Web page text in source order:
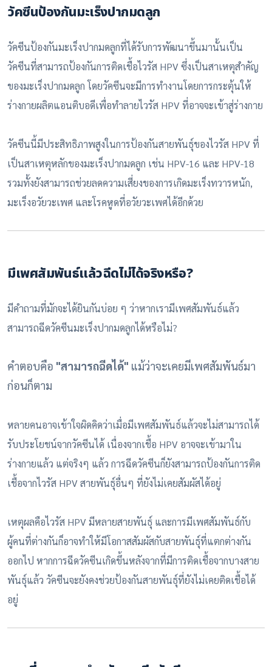
วัคซีนป้องกันมะเร็งปากมดลูก
วัคซีนป้องกันมะเร็งปากมดลูกที่ได้รับการพัฒนาขึ้นมานั้นเป็น
วัคซีนที่สามารถป้องกันการติดเชื้อไวรัส HPV ซึ่งเป็นสาเหตุสำคัญ
ของมะเร็งปากมดลูก โดยวัคซีนจะมีการทำงานโดยการกระตุ้นให้
ร่างกายผลิตแอนติบอดีเพื่อทำลายไวรัส HPV ที่อาจจะเข้าสู่ร่างกาย
วัคซีนนี้มีประสิทธิภาพสูงในการป้องกันสายพันธุ์ของไวรัส HPV ที่
เป็นสาเหตุหลักของมะเร็งปากมดลูก เช่น HPV-16 และ HPV-18
รวมทั้งยังสามารถช่วยลดความเสี่ยงของการเกิดมะเร็งทวารหนัก,
มะเร็งอวัยวะเพศ และโรคหูดที่อวัยวะเพศได้อีกด้วย
มีเพศสัมพันธ์แล้วฉีดไม่ได้จริงหรือ?
มีคำถามที่มักจะได้ยินกันบ่อย ๆ ว่าหากเรามีเพศสัมพันธ์แล้ว
สามารถฉีดวัคซีนมะเร็งปากมดลูกได้หรือไม่?
คำตอบคือ "สามารถฉีดได้" แม้ว่าจะเคยมีเพศสัมพันธ์มา
ก่อนก็ตาม
หลายคนอาจเข้าใจผิดคิดว่าเมื่อมีเพศสัมพันธ์แล้วจะไม่สามารถได้
รับประโยชน์จากวัคซีนได้ เนื่องจากเชื้อ HPV อาจจะเข้ามาใน
ร่างกายแล้ว แต่จริงๆ แล้ว การฉีดวัคซีนก็ยังสามารถป้องกันการติด
เชื้อจากไวรัส HPV สายพันธุ์อื่นๆ ที่ยังไม่เคยสัมผัสได้อยู่
เหตุผลคือไวรัส HPV มีหลายสายพันธุ์ และการมีเพศสัมพันธ์กับ
ผู้คนที่ต่างกันก็อาจทำให้มีโอกาสสัมผัสกับสายพันธุ์ที่แตกต่างกัน
ออกไป หากการฉีดวัคซีนเกิดขึ้นหลังจากที่มีการติดเชื้อจากบางสาย
พันธุ์แล้ว วัคซีนจะยังคงช่วยป้องกันสายพันธุ์ที่ยังไม่เคยติดเชื้อได้
อยู่